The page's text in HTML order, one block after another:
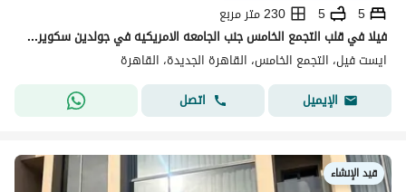
5
5
230 متر مربع
فيلا في قلب التجمع الخامس جنب الجامعه الامريكيه في جولدين سكوير بالتقسيط لحد 10 سنين
ايست فيل، التجمع الخامس، القاهرة الجديدة، القاهرة
الإيميل
اتصل
قيد الإنشاء